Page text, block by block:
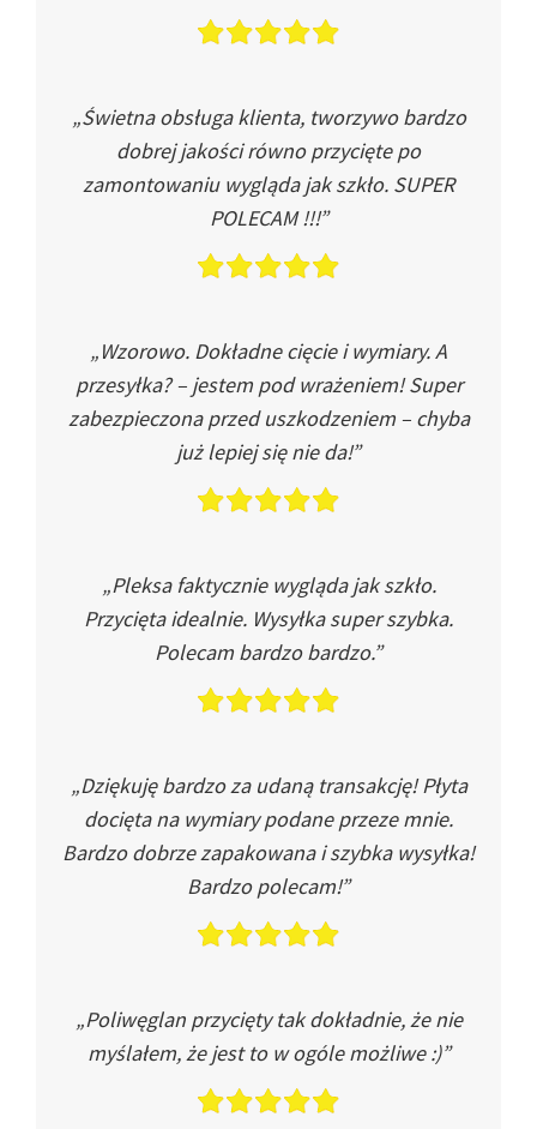
„Świetna obsługa klienta, tworzywo bardzo
dobrej jakości równo przycięte po
zamontowaniu wygląda jak szkło. SUPER
POLECAM !!!”
„Wzorowo. Dokładne cięcie i wymiary. A
przesyłka? – jestem pod wrażeniem! Super
zabezpieczona przed uszkodzeniem – chyba
już lepiej się nie da!”
„Pleksa faktycznie wygląda jak szkło.
Przycięta idealnie. Wysyłka super szybka.
Polecam bardzo bardzo.”
„Dziękuję bardzo za udaną transakcję! Płyta
docięta na wymiary podane przeze mnie.
Bardzo dobrze zapakowana i szybka wysyłka!
Bardzo polecam!”
„Poliwęglan przycięty tak dokładnie, że nie
myślałem, że jest to w ogóle możliwe :)”